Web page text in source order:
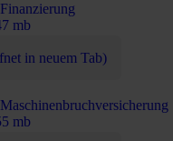
mb
in neuem Tab)
mb